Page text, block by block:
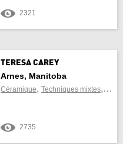
2321
TERESA CAREY
Arnes, Manitoba
Céramique, Techniques mixtes,
2735